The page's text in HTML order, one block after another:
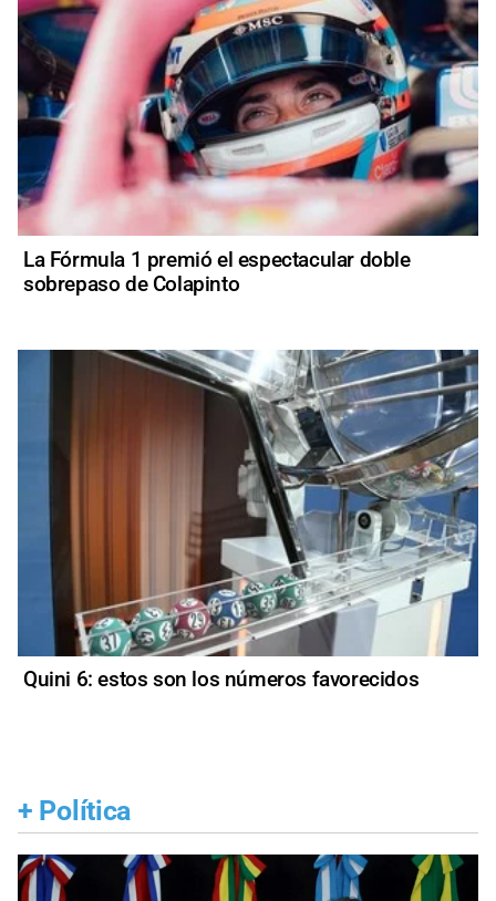
La Fórmula 1 premió el espectacular doble
sobrepaso de Colapinto
Quini 6: estos son los números favorecidos
+ Política